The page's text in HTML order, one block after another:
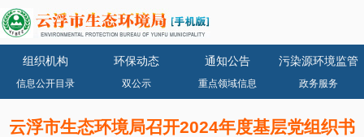
组织机构 环保动态 通知公告 污染源环境监管
信息公开目录 双公示 重点领域信息 政务服务
云浮市生态环境局召开2024年度基层党组织书